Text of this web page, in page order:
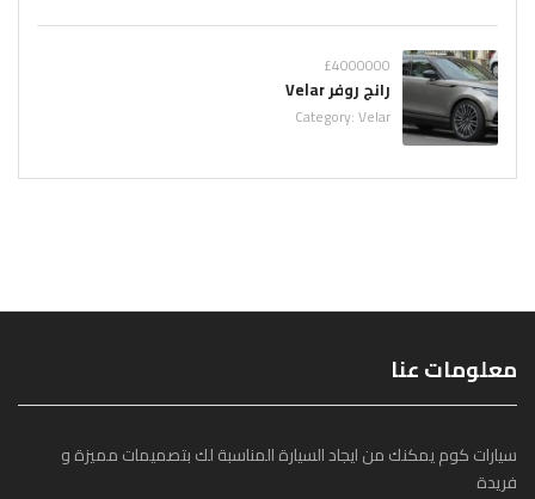
£4000000
رانج روفر Velar
Category:Velar
معلومات عنا
سيارات كوم يمكنك من ايجاد السيارة المناسبة لك بتصميمات مميزة و
فريدة